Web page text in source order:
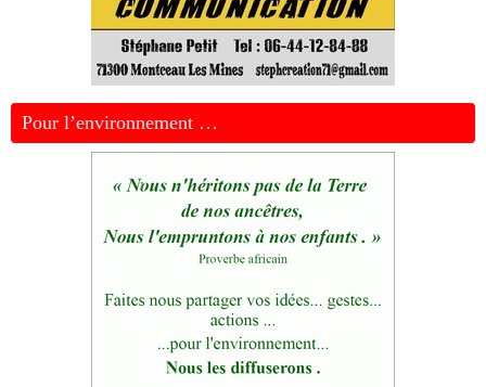
Pour l’environnement …